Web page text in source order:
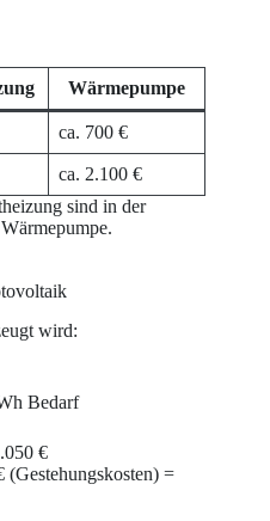
Wärmepumpe
ca. 700 €
ca. 2.100 €
sind in der
wird:
Bedarf
€
=